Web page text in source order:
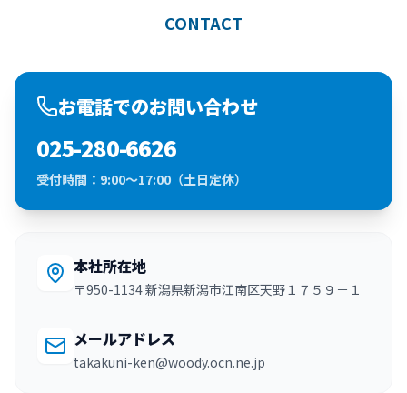
CONTACT
お電話でのお問い合わせ
025-280-6626
受付時間：9:00～17:00（土日定休）
本社所在地
〒950-1134 新潟県新潟市江南区天野１７５９－１
メールアドレス
takakuni-ken@woody.ocn.ne.jp